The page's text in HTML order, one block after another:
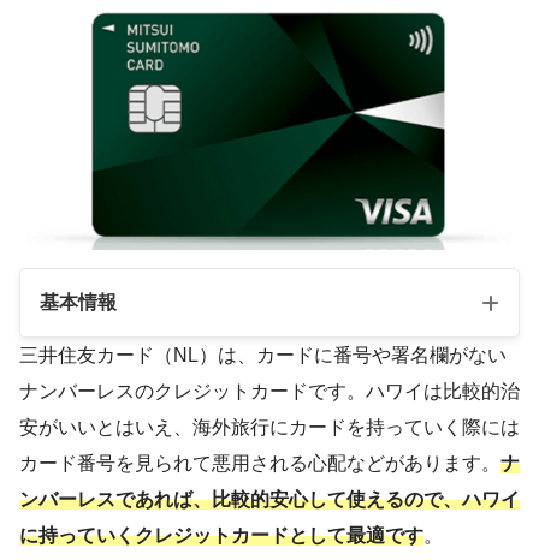
基本情報
年会費 無料
申し込み対象
満18歳以上（高校生を除
く）
三井住友カード（NL）は、カードに番号や署名欄がない
ナンバーレスのクレジットカードです。ハワイは比較的治
安がいいとはいえ、海外旅行にカードを持っていく際には
カード番号を見られて悪用される心配などがあります。 ナ
ンバーレスであれば、比較的安心して使えるので、ハワイ
に持っていくクレジットカードとして最適です。